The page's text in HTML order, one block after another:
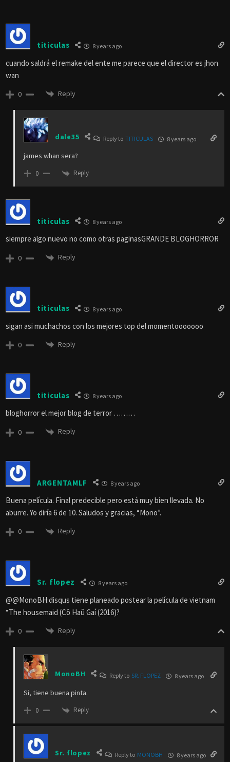
titiculas 8 years ago
cuando saldrá el remake del ente me parece que el director es jhon
wan
0 Reply
dale35 Reply toTITICULAS 8 years ago
james whan sera?
0 Reply
titiculas 8 years ago
siempre algo nuevo no como otras paginasGRANDE BLOGHORROR
0 Reply
titiculas 8 years ago
sigan asi muchachos con los mejores top del momentooooooo
0 Reply
titiculas 8 years ago
bloghorror el mejor blog de terror ………
0 Reply
ARGENTAMLF 8 years ago
Buena película. Final predecible pero está muy bien llevada. No
aburre. Yo diría 6 de 10. Saludos y gracias, “Mono”.
0 Reply
Sr. flopez 8 years ago
@@MonoBH:disqus tiene planeado postear la película de vietnam
“The housemaid (Cô Haû Gaí (2016)?
0 Reply
MonoBH Reply to SR. FLOPEZ 8 years ago
Si, tiene buena pinta.
0 Reply
Sr. flopez Reply to MONOBH 8 years ago